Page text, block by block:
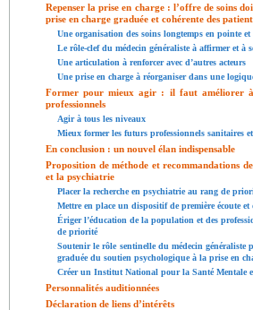
Repenser la prise en charge : l’offre de soins
prise en charge graduée et cohérente des
Une organisation des soins longtemps en pointe
Le rôle-clef du médecin généraliste à affirmer et à
Une articulation à renforcer avec d’autres acteurs
Une prise en charge à réorganiser dans une
Former pour mieux agir : il faut améliorer à
professionnels
Agir à tous les niveaux
Mieux former les futurs professionnels sanitaires
En conclusion : un nouvel élan indispensable
Proposition de méthode et recommandations
et la psychiatrie
Placer la recherche en psychiatrie au rang de
Mettre en place un dispositif de première écoute
Ériger l’éducation de la population et des
de priorité
Soutenir le rôle sentinelle du médecin généraliste
graduée du soutien psychologique à la prise en
Créer un Institut National pour la Santé Mentale
Personnalités auditionnées
Déclaration de liens d’intérêts